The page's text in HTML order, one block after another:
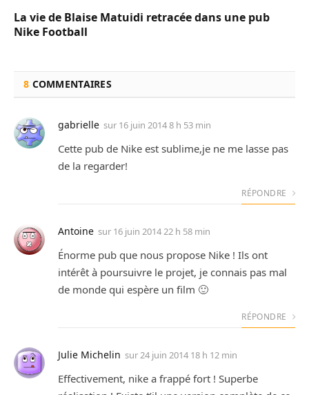
La vie de Blaise Matuidi retracée dans une pub
Nike Football
8 COMMENTAIRES
gabrielle sur 16 juin 2014 8 h 53 min
Cette pub de Nike est sublime,je ne me lasse pas
de la regarder!
RÉPONDRE
Antoine sur 16 juin 2014 22 h 58 min
Énorme pub que nous propose Nike ! Ils ont
intérêt à poursuivre le projet, je connais pas mal
de monde qui espère un film 🙂
RÉPONDRE
Julie Michelin sur 24 juin 2014 18 h 12 min
Effectivement, nike a frappé fort ! Superbe